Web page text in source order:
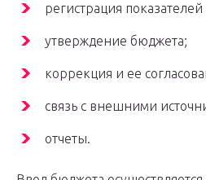
регистрация
утверждение бюджета;
коррекция и ее
связь с внешними
отчеты.